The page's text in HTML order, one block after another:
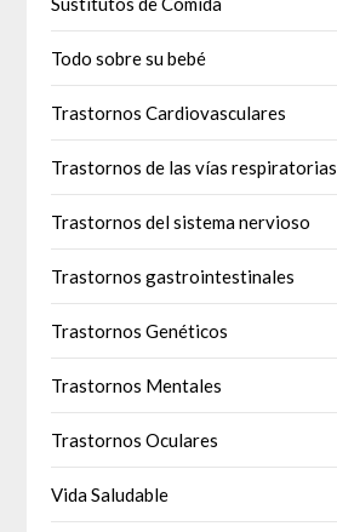
Todo sobre su bebé
Trastornos Cardiovasculares
Trastornos de las vías respiratorias
Trastornos del sistema nervioso
Trastornos gastrointestinales
Trastornos Genéticos
Trastornos Mentales
Trastornos Oculares
Vida Saludable